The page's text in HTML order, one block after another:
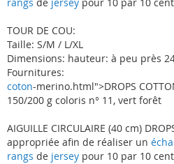
rangs de jersey pour 10 par 10
TOUR DE COU:
Taille: S/M / L/XL
Dimensions: hauteur: à peu près
Fournitures:
coton-merino.html">DROPS
150/200 g coloris n° 11, vert forêt
AIGUILLE CIRCULAIRE (40 cm)
appropriée afin de réaliser un
rangs de jersey pour 10 par 10